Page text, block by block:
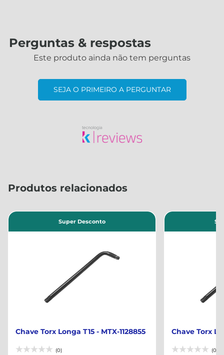
Perguntas & respostas
Este produto ainda não tem perguntas
SEJA O PRIMEIRO A PERGUNTAR
Produtos relacionados
Chave Torx Longa T15 - MTX-1128855
(0)
Super Desconto
Chave Torx
(0)